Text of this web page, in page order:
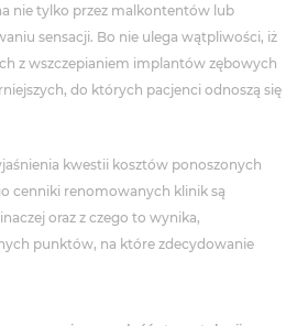
nie tylko przez malkontentów lub
sensacji. Bo nie ulega wątpliwości, iż
z wszczepianiem implantów zębowych
do których pacjenci odnoszą się
kwestii kosztów ponoszonych
cenniki renomowanych klinik są
oraz z czego to wynika,
punktów, na które zdecydowanie